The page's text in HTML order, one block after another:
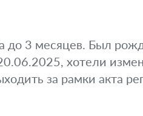
до 3 месяцев. Был
хотели
за рамки акта